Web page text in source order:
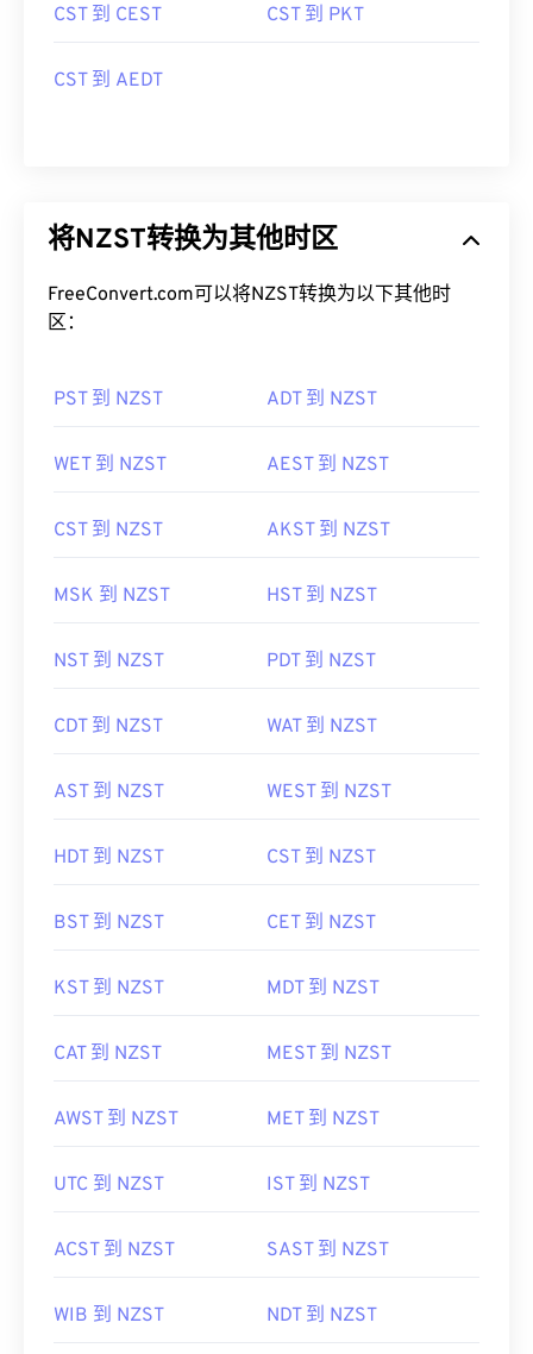
CST 到 CEST CST 到 PKT
CST 到 AEDT
将NZST转换为其他时区
FreeConvert.com可以将NZST转换为以下其他时
区：
PST 到 NZST ADT 到 NZST
WET 到 NZST AEST 到 NZST
CST 到 NZST AKST 到 NZST
MSK 到 NZST HST 到 NZST
NST 到 NZST PDT 到 NZST
CDT 到 NZST WAT 到 NZST
AST 到 NZST WEST 到 NZST
HDT 到 NZST CST 到 NZST
BST 到 NZST CET 到 NZST
KST 到 NZST MDT 到 NZST
CAT 到 NZST MEST 到 NZST
AWST 到 NZST MET 到 NZST
UTC 到 NZST IST 到 NZST
ACST 到 NZST SAST 到 NZST
WIB 到 NZST NDT 到 NZST